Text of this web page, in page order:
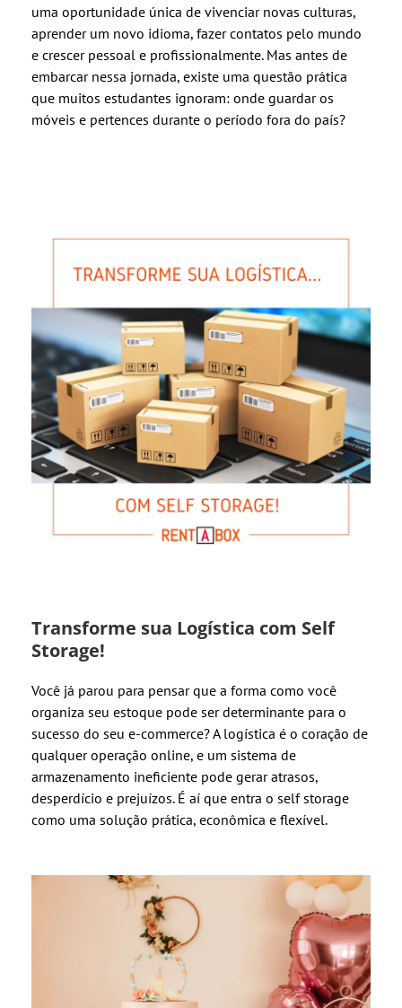
uma oportunidade única de vivenciar novas culturas,
aprender um novo idioma, fazer contatos pelo mundo
e crescer pessoal e profissionalmente. Mas antes de
embarcar nessa jornada, existe uma questão prática
que muitos estudantes ignoram: onde guardar os
móveis e pertences durante o período fora do país?
Transforme sua Logística com Self
Storage!
Você já parou para pensar que a forma como você
organiza seu estoque pode ser determinante para o
sucesso do seu e-commerce? A logística é o coração de
qualquer operação online, e um sistema de
armazenamento ineficiente pode gerar atrasos,
desperdício e prejuízos. É aí que entra o self storage
como uma solução prática, econômica e flexível.